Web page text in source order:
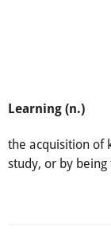
Learning (n.)
the acquisition of
study, or by being